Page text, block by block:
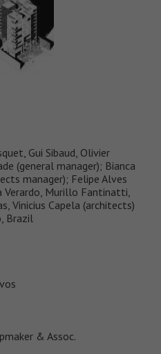
Gui Sibaud, Olivier
(general manager); Bianca
manager); Felipe Alves
Murillo Fantinatti,
Vinicius Capela (architects)
Brazil
& Assoc.